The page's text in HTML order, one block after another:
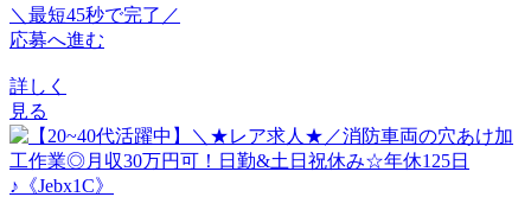
＼最短45秒で完了／
応募へ進む
詳しく
見る